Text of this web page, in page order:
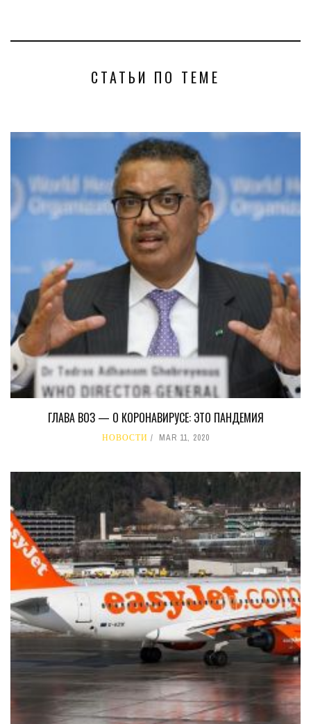
СТАТЬИ ПО ТЕМЕ
ГЛАВА ВОЗ — О КОРОНАВИРУСЕ: ЭТО ПАНДЕМИЯ
НОВОСТИ MAR 11, 2020